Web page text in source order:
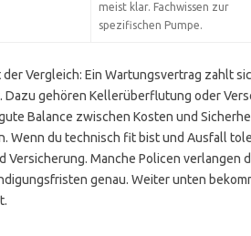
meist klar. Fachwissen zur
spezifischen Pumpe.
Vergleich: Ein Wartungsvertrag zahlt
Dazu gehören Kellerüberflutung oder
Balance zwischen Kosten und
Wenn du technisch fit bist und Ausfall
Versicherung. Manche Policen verlangen
genau. Weiter unten